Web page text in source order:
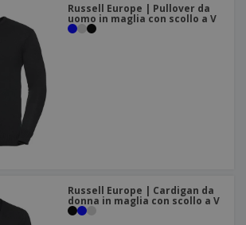
Russell Europe | Pullover da
uomo in maglia con scollo a V
Russell Europe | Cardigan da
donna in maglia con scollo a V